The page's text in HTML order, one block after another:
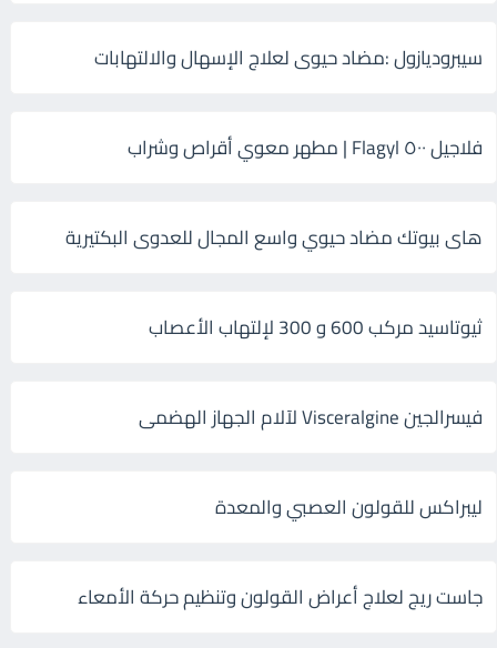
سيبروديازول :مضاد حيوى لعلاج الإسهال والالتهابات
فلاجيل ٥٠٠ Flagyl | مطهر معوي أقراص وشراب
هاى بيوتك مضاد حيوي واسع المجال للعدوى البكتيرية
ثيوتاسيد مركب 600 و 300 لإلتهاب الأعصاب
فيسرالجين Visceralgine لآلام الجهاز الهضمى
ليبراكس للقولون العصبي والمعدة
جاست ريج لعلاج أعراض القولون وتنظيم حركة الأمعاء